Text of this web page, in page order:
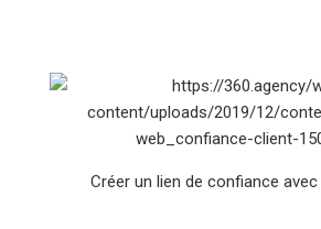
Créer un lien de confiance